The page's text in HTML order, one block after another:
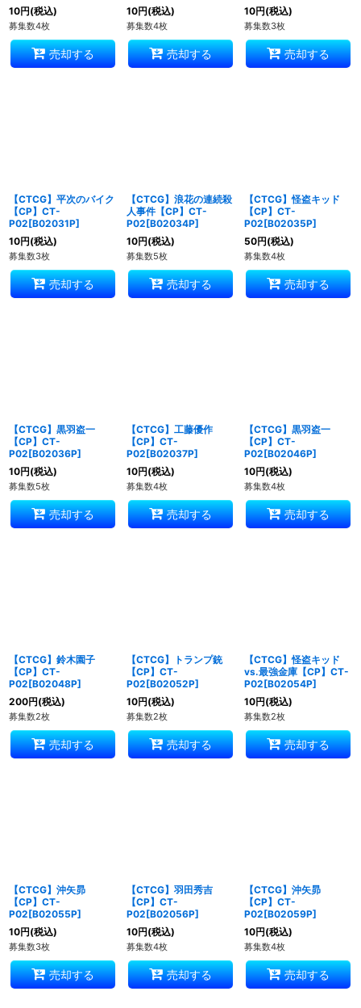
10円(税込)
募集数4枚
売却する
10円(税込)
募集数4枚
売却する
10円(税込)
募集数3枚
売却する
【CTCG】平次のバイク
【CP】CT-
P02[B02031P]
10円(税込)
募集数3枚
売却する
【CTCG】浪花の連続殺
人事件【CP】CT-
P02[B02034P]
10円(税込)
募集数5枚
売却する
【CTCG】怪盗キッド
【CP】CT-
P02[B02035P]
50円(税込)
募集数4枚
売却する
【CTCG】黒羽盗一
【CP】CT-
P02[B02036P]
10円(税込)
募集数5枚
売却する
【CTCG】工藤優作
【CP】CT-
P02[B02037P]
10円(税込)
募集数4枚
売却する
【CTCG】黒羽盗一
【CP】CT-
P02[B02046P]
10円(税込)
募集数4枚
売却する
【CTCG】鈴木園子
【CP】CT-
P02[B02048P]
200円(税込)
募集数2枚
売却する
【CTCG】トランプ銃
【CP】CT-
P02[B02052P]
10円(税込)
募集数2枚
売却する
【CTCG】怪盗キッド
vs.最強金庫【CP】CT-
P02[B02054P]
10円(税込)
募集数2枚
売却する
【CTCG】沖矢昴
【CP】CT-
P02[B02055P]
10円(税込)
募集数3枚
売却する
【CTCG】羽田秀吉
【CP】CT-
P02[B02056P]
10円(税込)
募集数4枚
売却する
【CTCG】沖矢昴
【CP】CT-
P02[B02059P]
10円(税込)
募集数4枚
売却する